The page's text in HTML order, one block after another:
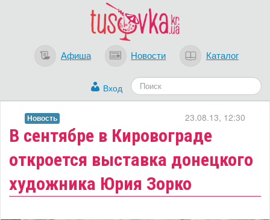
Афиша Новости Каталог
Вход
В сентябре в Кировограде
откроется выставка донецкого
художника Юрия Зорко
23.08.13, 12:30
Новость